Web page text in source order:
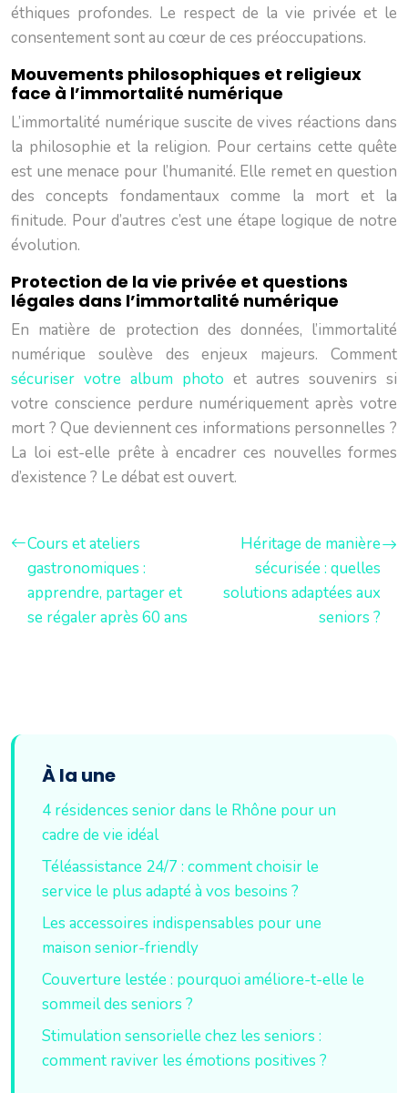
éthiques profondes. Le respect de la vie privée et le
consentement sont au cœur de ces préoccupations.
Mouvements philosophiques et religieux
face à l’immortalité numérique
L’immortalité numérique suscite de vives réactions dans
la philosophie et la religion. Pour certains cette quête
est une menace pour l’humanité. Elle remet en question
des concepts fondamentaux comme la mort et la
finitude. Pour d’autres c’est une étape logique de notre
évolution.
Protection de la vie privée et questions
légales dans l’immortalité numérique
En matière de protection des données, l’immortalité
numérique soulève des enjeux majeurs. Comment
sécuriser votre album photo et autres souvenirs si
votre conscience perdure numériquement après votre
mort ? Que deviennent ces informations personnelles ?
La loi est-elle prête à encadrer ces nouvelles formes
d’existence ? Le débat est ouvert.
Cours et ateliers
gastronomiques :
apprendre, partager et
se régaler après 60 ans
Héritage de manière
sécurisée : quelles
solutions adaptées aux
seniors ?
À la une
4 résidences senior dans le Rhône pour un
cadre de vie idéal
Téléassistance 24/7 : comment choisir le
service le plus adapté à vos besoins ?
Les accessoires indispensables pour une
maison senior-friendly
Couverture lestée : pourquoi améliore-t-elle le
sommeil des seniors ?
Stimulation sensorielle chez les seniors :
comment raviver les émotions positives ?